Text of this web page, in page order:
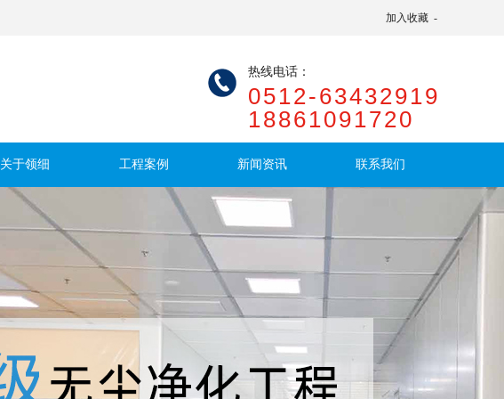
加入收藏 -
热线电话：
0512-63432919
18861091720
关于领细 工程案例 新闻资讯 联系我们